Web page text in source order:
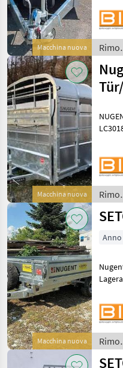
Macchina nuova
mit 2
/
Macchina nuova
/
Macchina nuova
mit 3
/